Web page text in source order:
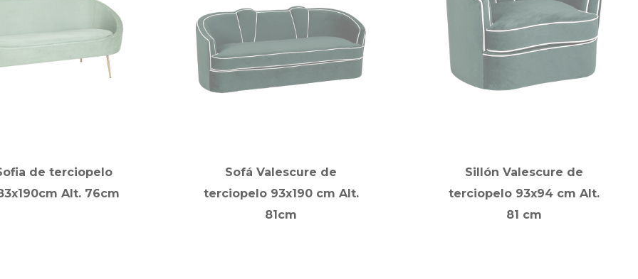
de terciopelo
Alt. 76cm
Sofá Valescure de
terciopelo 93x190 cm Alt.
81cm
Sillón Valescure de
terciopelo 93x94 cm Alt.
81 cm